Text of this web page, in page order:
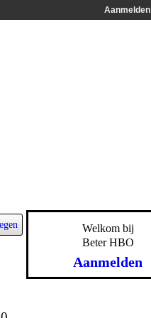
Aanmelden
Welkom bij
Beter HBO
Aanmelden